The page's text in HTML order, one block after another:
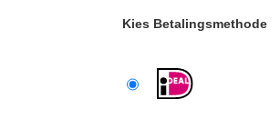
Kies Betalingsmethode